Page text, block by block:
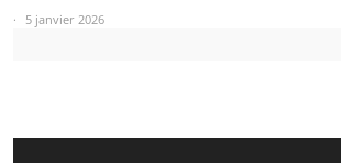
5 janvier 2026